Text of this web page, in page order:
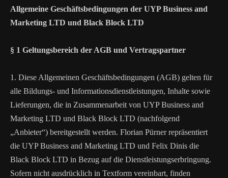
Allgemeine Geschäftsbedingungen der UYP Business and
Marketing LTD und Black Block LTD
§ 1 Geltungsbereich der AGB und Vertragspartner
1. Diese Allgemeinen Geschäftsbedingungen (AGB) gelten für
alle Bildungs- und Informationsdienstleistungen, Inhalte sowie
Lieferungen, die in Zusammenarbeit von UYP Business and
Marketing LTD und Black Block LTD (nachfolgend
„Anbieter“) bereitgestellt werden. Florian Pürner repräsentiert
die UYP Business and Marketing LTD und Felix Dinis die
Black Block LTD in Bezug auf die Dienstleistungserbringung.
Sofern nicht ausdrücklich in Textform vereinbart, finden